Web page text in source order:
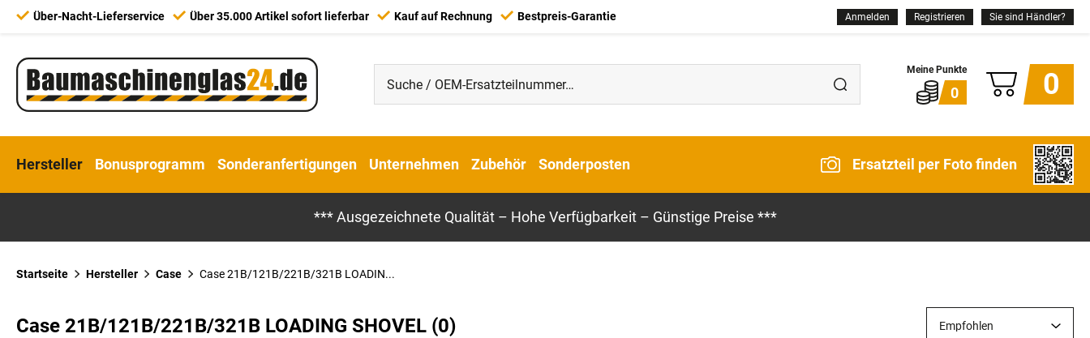
Über-Nacht-Lieferservice Über 35.000 Artikel sofort lieferbar Kauf auf Rechnung Bestpreis-Garantie Anmelden Registrieren Sie sind Händler?
0 0
Hersteller Bonusprogramm Sonderanfertigungen Unternehmen Zubehör Sonderposten Ersatzteil per Foto finden
*** Ausgezeichnete Qualität – Hohe Verfügbarkeit – Günstige Preise ***
Startseite Hersteller Case Case 21B/121B/221B/321B LOADIN...
Case 21B/121B/221B/321B LOADING SHOVEL (0)